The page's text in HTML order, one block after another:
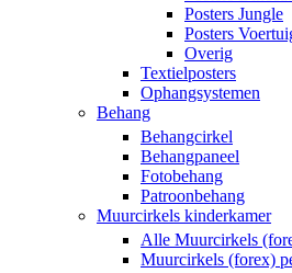
Posters Jungle
Posters
Overig
Textielposters
Ophangsystemen
Behang
Behangcirkel
Behangpaneel
Fotobehang
Patroonbehang
Muurcirkels kinderkamer
Alle Muurcirkels
Muurcirkels (forex)